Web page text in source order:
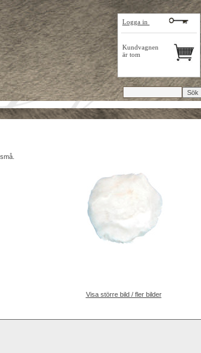
Logga in
Kundvagnen
är tom
Visa större bild / fler bilder